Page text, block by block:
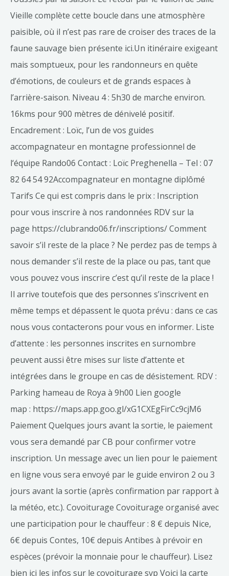
Vieille complète cette boucle dans une atmosphère
paisible, où il n’est pas rare de croiser des traces de la
faune sauvage bien présente ici.Un itinéraire exigeant
mais somptueux, pour les randonneurs en quête
d’émotions, de couleurs et de grands espaces à
l’arrière-saison. Niveau 4 : 5h30 de marche environ.
16kms pour 900 mètres de dénivelé positif.
Encadrement : Loïc, l’un de vos guides
accompagnateur en montagne professionnel de
l‘équipe Rando06 Contact : Loïc Preghenella – Tel : 07
82 64 54 92Accompagnateur en montagne diplômé
Tarifs Ce qui est compris dans le prix : Inscription
pour vous inscrire à nos randonnées RDV sur la
page https://clubrando06.fr/inscriptions/ Comment
savoir s’il reste de la place ? Ne perdez pas de temps à
nous demander s’il reste de la place ou pas, tant que
vous pouvez vous inscrire c’est qu’il reste de la place !
Il arrive toutefois que des personnes s’inscrivent en
même temps et dépassent le quota prévu : dans ce cas
nous vous contacterons pour vous en informer. Liste
d’attente : les personnes inscrites en surnombre
peuvent aussi être mises sur liste d’attente et
intégrées dans le groupe en cas de désistement. RDV :
Parking hameau de Roya à 9h00 Lien google
map : https://maps.app.goo.gl/xG1CXEgFirCc9cjM6
Paiement Quelques jours avant la sortie, le paiement
vous sera demandé par CB pour confirmer votre
inscription. Un message avec un lien pour le paiement
en ligne vous sera envoyé par le guide environ 2 ou 3
jours avant la sortie (après confirmation par rapport à
la météo, etc.). Covoiturage Covoiturage organisé avec
une participation pour le chauffeur : 8 € depuis Nice,
6€ depuis Contes, 10€ depuis Antibes à prévoir en
espèces (prévoir la monnaie pour le chauffeur). Lisez
bien ici les infos sur le covoiturage svp Voici la carte